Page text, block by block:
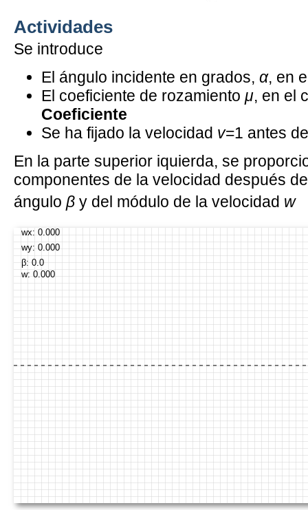
Actividades
Se introduce
El ángulo incidente en grados, α, en
El coeficiente de rozamiento μ, en el
Coeficiente
Se ha fijado la velocidad v=1 antes
En la parte superior iquierda, se
componentes de la velocidad después
ángulo β y del módulo de la velocidad w